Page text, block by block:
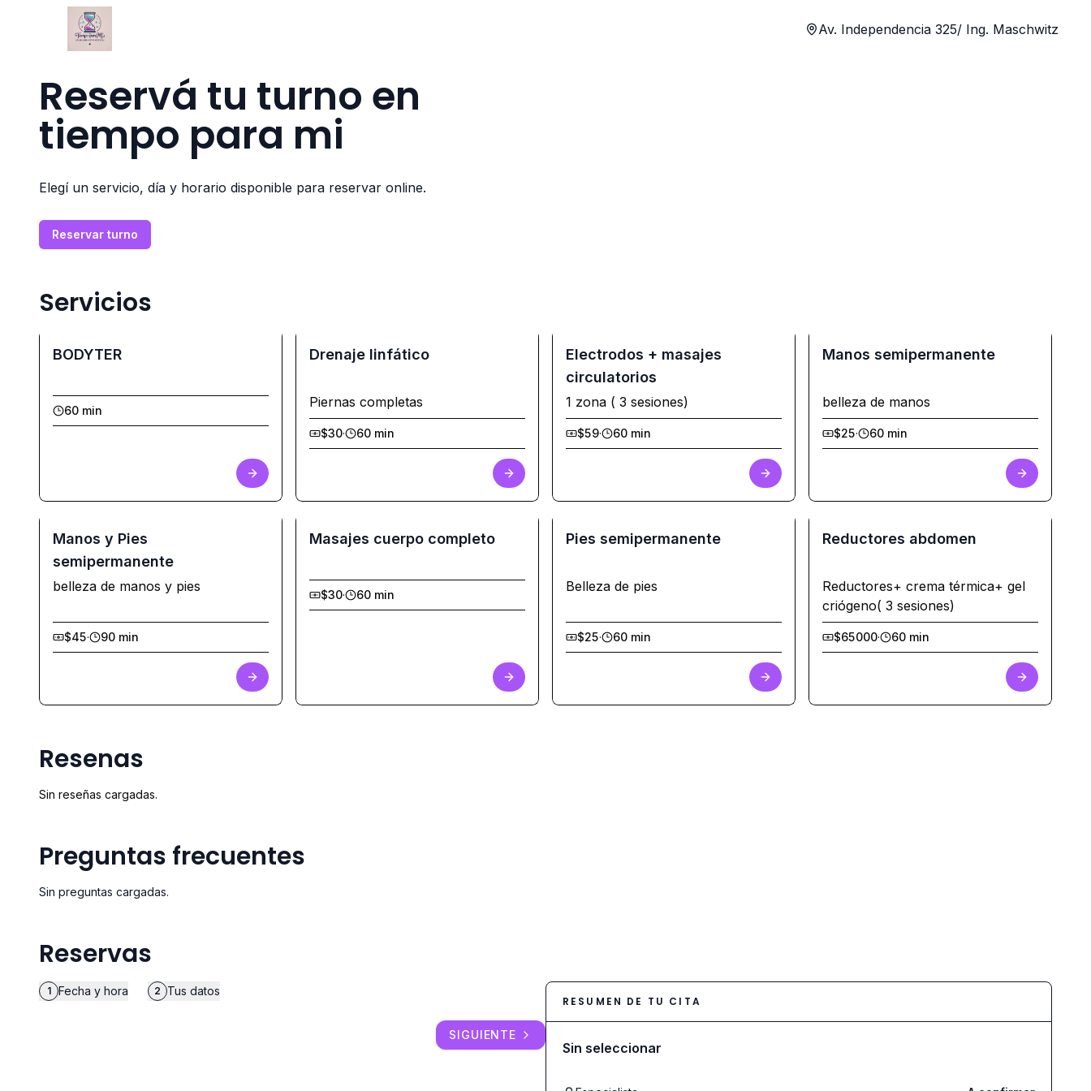
Av. Independencia 325/ Ing. Maschwitz
Reservá tu turno en
tiempo para mi
Elegí un servicio, día y horario disponible para reservar online.
Reservar turno
Servicios
BODYTER
60 min
Drenaje linfático
Piernas completas
$30· 60 min
Electrodos + masajes
circulatorios
1 zona ( 3 sesiones)
$59· 60 min
Manos semipermanente
belleza de manos
$25· 60 min
Manos y Pies
semipermanente
belleza de manos y pies
$45· 90 min
Masajes cuerpo completo
$30· 60 min
Pies semipermanente
Belleza de pies
$25· 60 min
Reductores abdomen
Reductores+ crema térmica+ gel
criógeno( 3 sesiones)
$65000· 60 min
Resenas
Sin reseñas cargadas.
Preguntas frecuentes
Sin preguntas cargadas.
Reservas
1 Fecha y hora 2 Tus datos
SIGUIENTE
RESUMEN DE TU CITA
Sin seleccionar